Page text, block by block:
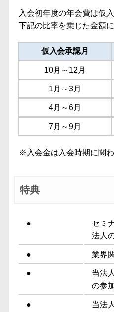
入会初年度の年会費は仮
下記の比率を乗じた金額に
仮入会承認月
10月～12月
1月～3月
4月～6月
7月～9月
※入会金は入会時期に関わ
特典
●
セミ
法人
● 業界
●
当法
の参
●
当法